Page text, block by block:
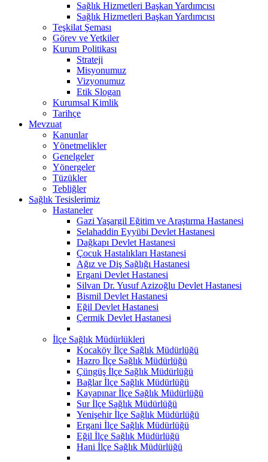
Sağlık Hizmetleri Başkan Yardımcısı
Sağlık Hizmetleri Başkan Yardımcısı
Teşkilat Şeması
Görev ve Yetkiler
Kurum Politikası
Strateji
Misyonumuz
Vizyonumuz
Etik Slogan
Kurumsal Kimlik
Tarihçe
Mevzuat
Kanunlar
Yönetmelikler
Genelgeler
Yönergeler
Tüzükler
Tebliğler
Sağlık Tesislerimiz
Hastaneler
Gazi Yaşargil Eğitim ve Araştırma Hastanesi
Selahaddin Eyyübi Devlet Hastanesi
Dağkapı Devlet Hastanesi
Çocuk Hastalıkları Hastanesi
Ağız ve Diş Sağlığı Hastanesi
Ergani Devlet Hastanesi
Silvan Dr. Yusuf Azizoğlu Devlet Hastanesi
Bismil Devlet Hastanesi
Eğil Devlet Hastanesi
Çermik Devlet Hastanesi
İlçe Sağlık Müdürlükleri
Kocaköy İlçe Sağlık Müdürlüğü
Hazro İlçe Sağlık Müdürlüğü
Çüngüş İlçe Sağlık Müdürlüğü
Bağlar İlçe Sağlık Müdürlüğü
Kayapınar İlçe Sağlık Müdürlüğü
Sur İlçe Sağlık Müdürlüğü
Yenişehir İlçe Sağlık Müdürlüğü
Ergani İlçe Sağlık Müdürlüğü
Eğil İlçe Sağlık Müdürlüğü
Hani İlçe Sağlık Müdürlüğü